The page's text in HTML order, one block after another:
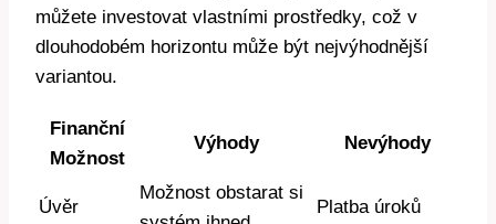
můžete investovat vlastními prostředky, což v
dlouhodobém horizontu může být nejvýhodnější
variantou.
Finanční
Možnost
Výhody Nevýhody
Úvěr
Možnost obstarat si
Platba úroků